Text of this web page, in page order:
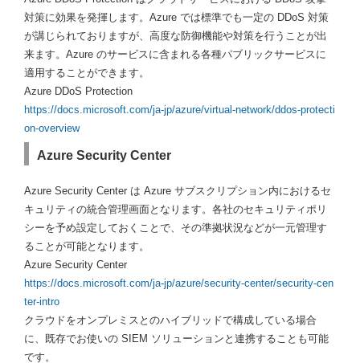
対策に効果を発揮します。Azure では標準でも一定の DDoS 対策
が講じられておりますが、高度な防御機能や対策を行うことが出
来ます。Azure のサービスに含まれる各種パブリックサービスに
適用することができます。
Azure DDoS Protection
https://docs.microsoft.com/ja-jp/azure/virtual-network/ddos-protecti
on-overview
Azure Security Center
Azure Security Center は Azure サブスクリプション内におけるセ
キュリティの統合管理画面となります。各社のセキュリティポリ
シーを予め設定しておくことで、その準拠状況などが一元管理す
ることが可能となります。
Azure Security Center
https://docs.microsoft.com/ja-jp/azure/security-center/security-cen
ter-intro
クラウドをオンプレミスとのハイブリッドで構成している場合
に、既存でお使いの SIEM ソリューションと連携することも可能
です。